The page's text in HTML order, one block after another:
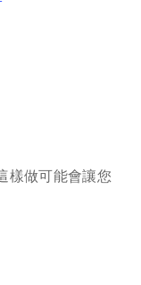
樣做可能會讓您